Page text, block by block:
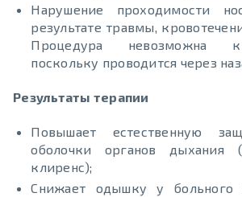
Нарушение проходимости
результате травмы,
Процедура невозможна
поскольку проводится через
Результаты терапии
Повышает естественную
оболочки органов дыхания
клиренс);
Снижает одышку у больного